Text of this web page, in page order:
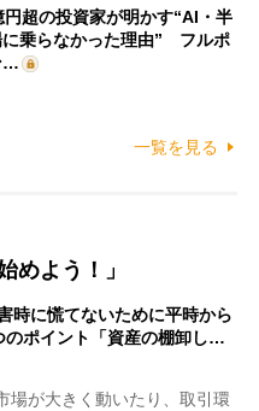
円超の投資家が明かす“AI・半
に乗らなかった理由” フルポ
…
一覧を見る
めよう！」
時に慌てないために平時から
のポイント「資産の棚卸し…
が大きく動いたり、取引環